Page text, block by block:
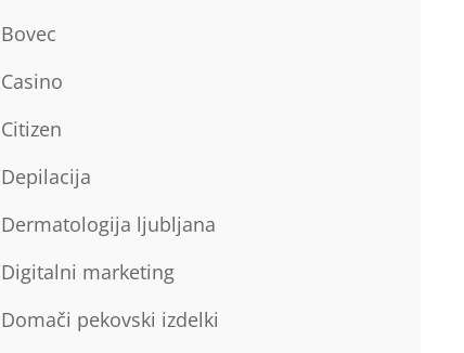
Bovec
Casino
Citizen
Depilacija
Dermatologija ljubljana
Digitalni marketing
Domači pekovski izdelki